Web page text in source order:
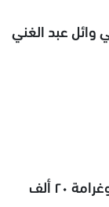
الحكم بحبس الناشر هشام قاسم ٦ أشهر وغرامة ٢٠ ألف